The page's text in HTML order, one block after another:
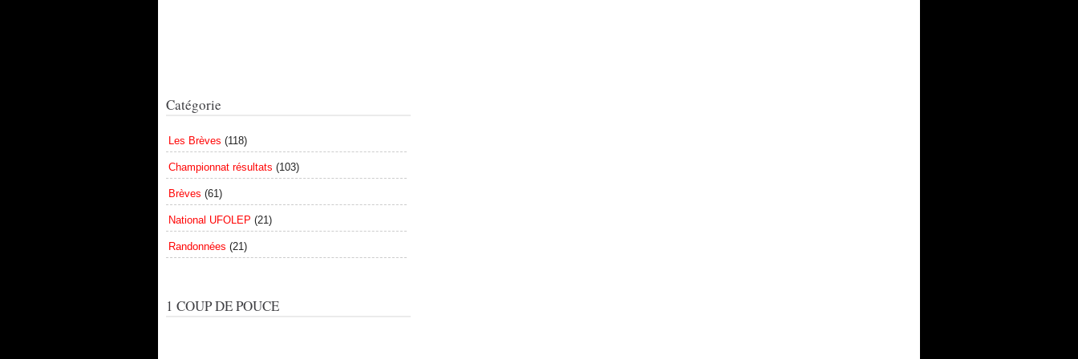
Catégorie
Les Brèves (118)
Championnat résultats (103)
Brèves (61)
National UFOLEP (21)
Randonnées (21)
1 COUP DE POUCE